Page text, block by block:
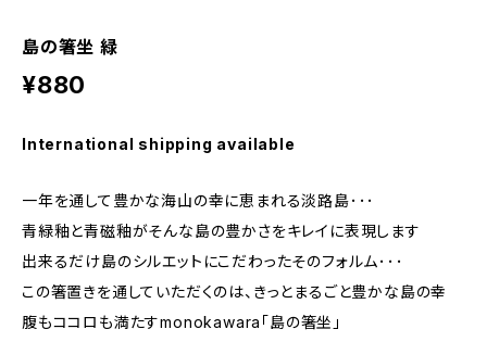
島の箸坐 緑
¥880
International shipping available
一年を通して豊かな海山の幸に恵まれる淡路島･･･
青緑釉と青磁釉がそんな島の豊かさをキレイに表現します
出来るだけ島のシルエットにこだわったそのフォルム･･･
この箸置きを通していただくのは、きっとまるごと豊かな島の幸
腹もココロも満たすmonokawara「島の箸坐」